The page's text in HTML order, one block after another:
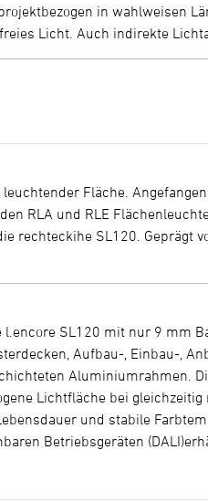
in wahlweisen
Licht. Auch indirekte
Fläche.
RLA und RLE
rechteckihe SL120. Geprägt
SL120 mit nur 9 mm
Aufbau-, Einbau-,
Aluminiumrahmen.
Lichtfläche bei
und stabile
Betriebsgeräten